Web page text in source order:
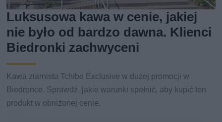
Luksusowa kawa w cenie, jakiej
nie było od bardzo dawna. Klienci
Biedronki zachwyceni
Kawa ziarnista Tchibo Exclusive w dużej promocji w
Biedronce. Sprawdź, jakie warunki spełnić, aby kupić ten
produkt w obniżonej cenie.